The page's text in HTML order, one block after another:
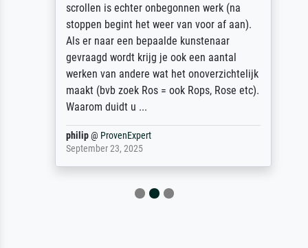
scrollen is echter onbegonnen werk (na
stoppen begint het weer van voor af aan).
Als er naar een bepaalde kunstenaar
gevraagd wordt krijg je ook een aantal
werken van andere wat het onoverzichtelijk
maakt (bvb zoek Ros = ook Rops, Rose etc).
Waarom duidt u ...
philip @ProvenExpert
September 23, 2025